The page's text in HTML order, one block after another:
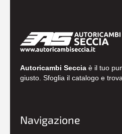
Autoricambi Seccia è il tuo
giusto. Sfoglia il catalogo e
Navigazione